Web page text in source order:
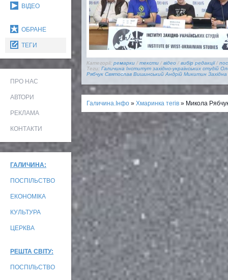
ВІДЕО
ОБРАНЕ
ТЕГИ
ПРО НАС
АВТОРИ
РЕКЛАМА
КОНТАКТИ
ГАЛИЧИНА:
ПОСПІЛЬСТВО
ЕКОНОМІКА
КУЛЬТУРА
ЦЕРКВА
РЕШТА СВІТУ:
ПОСПІЛЬСТВО
Категорії: ремарки / тексти / відео / вибір редакції/
Теги: Галичина Інститут західно-українських студій
Рябчук Святослав Вишинський Андрій Микитин
Галичина.Інфо » Хмаринка тегів » Микола